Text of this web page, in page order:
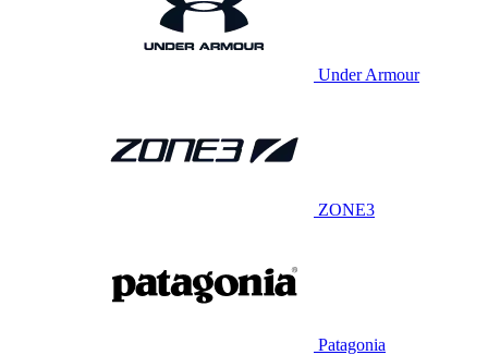
Under Armour
ZONE3
Patagonia